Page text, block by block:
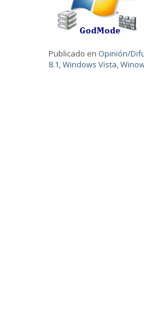
Publicado en Opinión/
8.1,Windows Vista,